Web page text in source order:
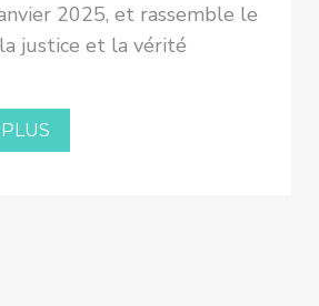
2025, et rassemble le
justice et la vérité